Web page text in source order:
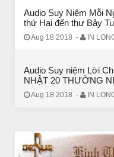
Audio Suy Niệm Mỗi
thứ Hai đến thư Bảy
Aug 18 2018 - IN
Audio Suy niệm Lời
NHẬT 20 THƯỜNG
Aug 18 2018 - IN
BÀI NỔI BẬT